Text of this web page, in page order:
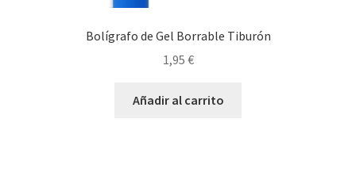
Bolígrafo de Gel Borrable Tiburón
1,95 €
Añadir al carrito